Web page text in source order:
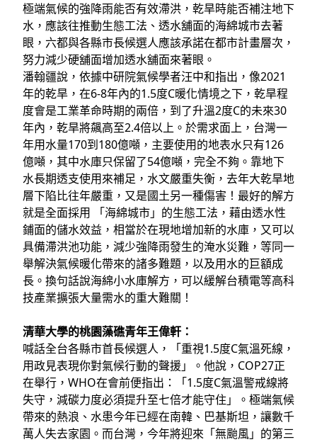
極端氣候的強降雨能否有效滯洪，乾旱時能否補注地下
水，應該往推動生態工法、透水舖面的海綿城市去著
眼，六都與各縣市長候選人應該承諾在都市計畫層次，
努力減少硬舖面增加透水舖面來著眼。
潘翰疆說，依據中研院氣候學者汪中和指出，像2021
年的乾旱，在6-8年內的1.5度C暖化情境之下，乾旱程
度會是工業革命時期的兩倍，到了升溫2度C的未來30
年內，乾旱將飆高至2.4倍以上。於需求面上，台灣一
年用水量170到180億噸，主要使用的地表水只有126
億噸，其中水庫只保留了54億噸，完全不夠。靠地下
水長期透支使用來補足，水文嚴重失衡，去年大乾旱地
層下陷比往年嚴重，又是國土另一種傷害！最好的解方
就是全面採用 「海綿城市」的生態工法，藉由透水性
鋪面的儲水效益，相當於在現地增加新的水庫，又可以
具備滯洪池功能，減少強降雨發生的淹水災難，等同一
舉解決氣候暖化帶來的諸多難題，以及用水的巨額成
長。換句話說海綿小水庫解方，可以緩解台積電等高科
技產業擴張大量需水的重大難關！
清華大學的桃園藻礁青年王偉軒：
喊話全台各縣市首長候選人，「重視1.5度C氣溫死線，
用政見表現你對氣候行動的聲援」。他說，COP27正
在舉行，WHO在會前便指出：「1.5度C氣溫警戒線將
失守，減碳力度必須提升至七倍才能守住」。極端氣候
帶來的熱浪、水患今年已經在南韓、巴基斯坦，讓數千
萬人失去家園。而台灣，今年將迎來「無颱風」的第三